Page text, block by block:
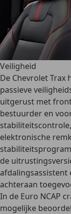
Veiligheid
De Chevrolet Trax
passieve
uitgerust met
bestuurder en
elektronische
de
afdalingsassistent
achteraan
In de Euro NCAP
mogelijke